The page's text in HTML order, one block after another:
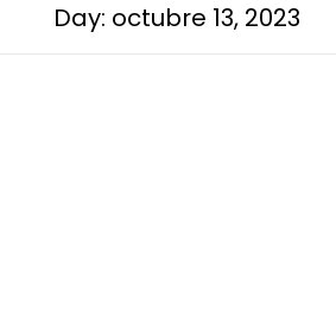
Day: octubre 13, 2023